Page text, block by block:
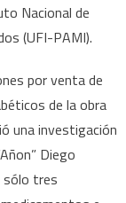
Nacional de
(UFI-PAMI).
por venta de
de la obra
una investigación
Diego
sólo tres